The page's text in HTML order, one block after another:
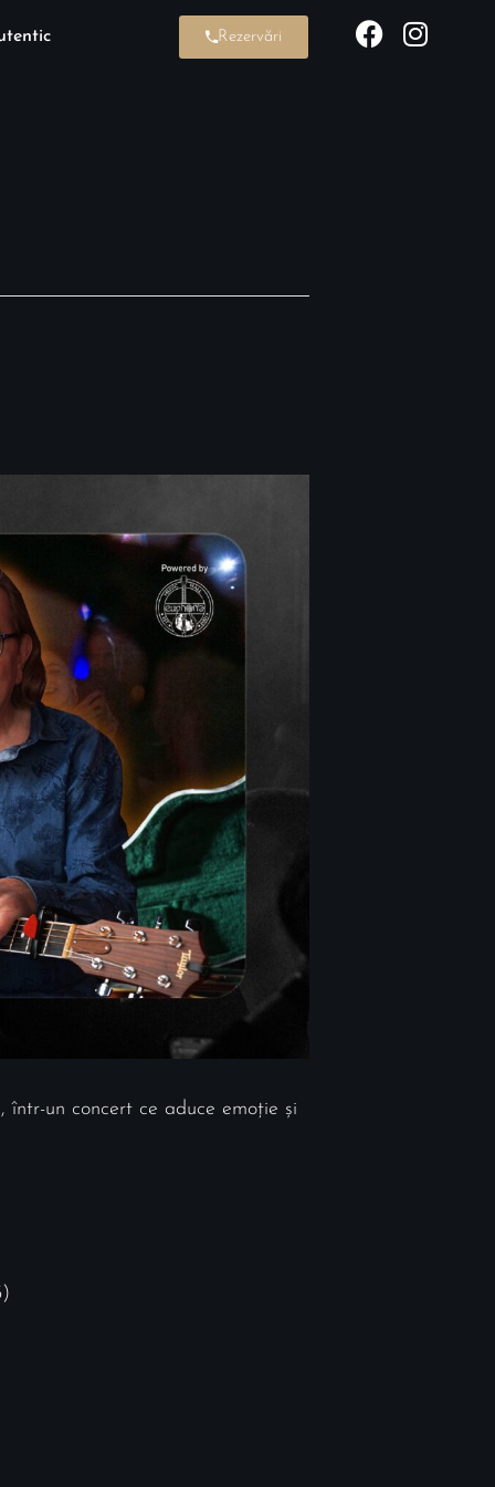
Rezervări
un concert ce aduce emoție și